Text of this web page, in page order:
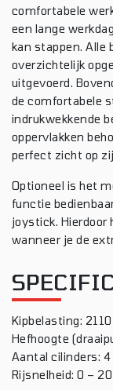
comfortabele
een lange
kan stappen. Alle
overzichtelijk
uitgevoerd.
de comfortabele
indrukwekkende
oppervlakken
perfect zicht op
Optioneel is het
functie
joystick. Hierdoor
wanneer je de
Kipbelasting: 2110
Hefhoogte
Aantal cilinders: 4
Rijsnelheid: 0 – 20